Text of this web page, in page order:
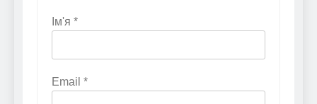
Ім'я *
Email *